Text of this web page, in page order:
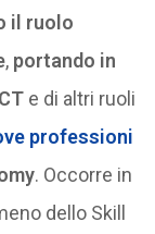
il ruolo
, portando in
e di altri ruoli
professioni
. Occorre in
dello Skill